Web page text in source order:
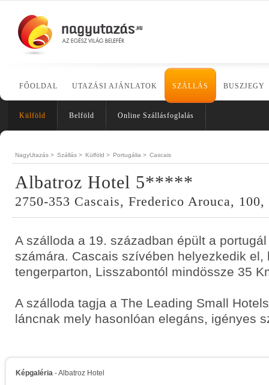
FŐOLDAL UTAZÁSI AJÁNLATOK SZÁLLÁS BUSZJEGY
Külföld Belföld Online Szállásfoglalás
NagyUtazás > Szállás > Külföld > Portugália > Cascais
Albatroz Hotel 5*****
2750-353 Cascais, Frederico Arouca,
A szálloda a 19. században épült a
számára. Cascais szívében helyezkedik el,
tengerparton, Lisszabontól mindössze 35
A szálloda tagja a The Leading Small
láncnak mely hasonlóan elegáns, igényes
Képgaléria - Albatroz Hotel